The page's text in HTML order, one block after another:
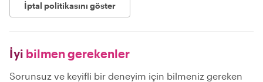
İptal politikasını göster
İyi bilmen gerekenler
Sorunsuz ve keyifli bir deneyim için bilmeniz gereken